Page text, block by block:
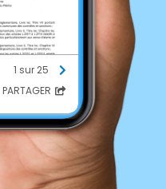
1 sur 25
PARTAGER